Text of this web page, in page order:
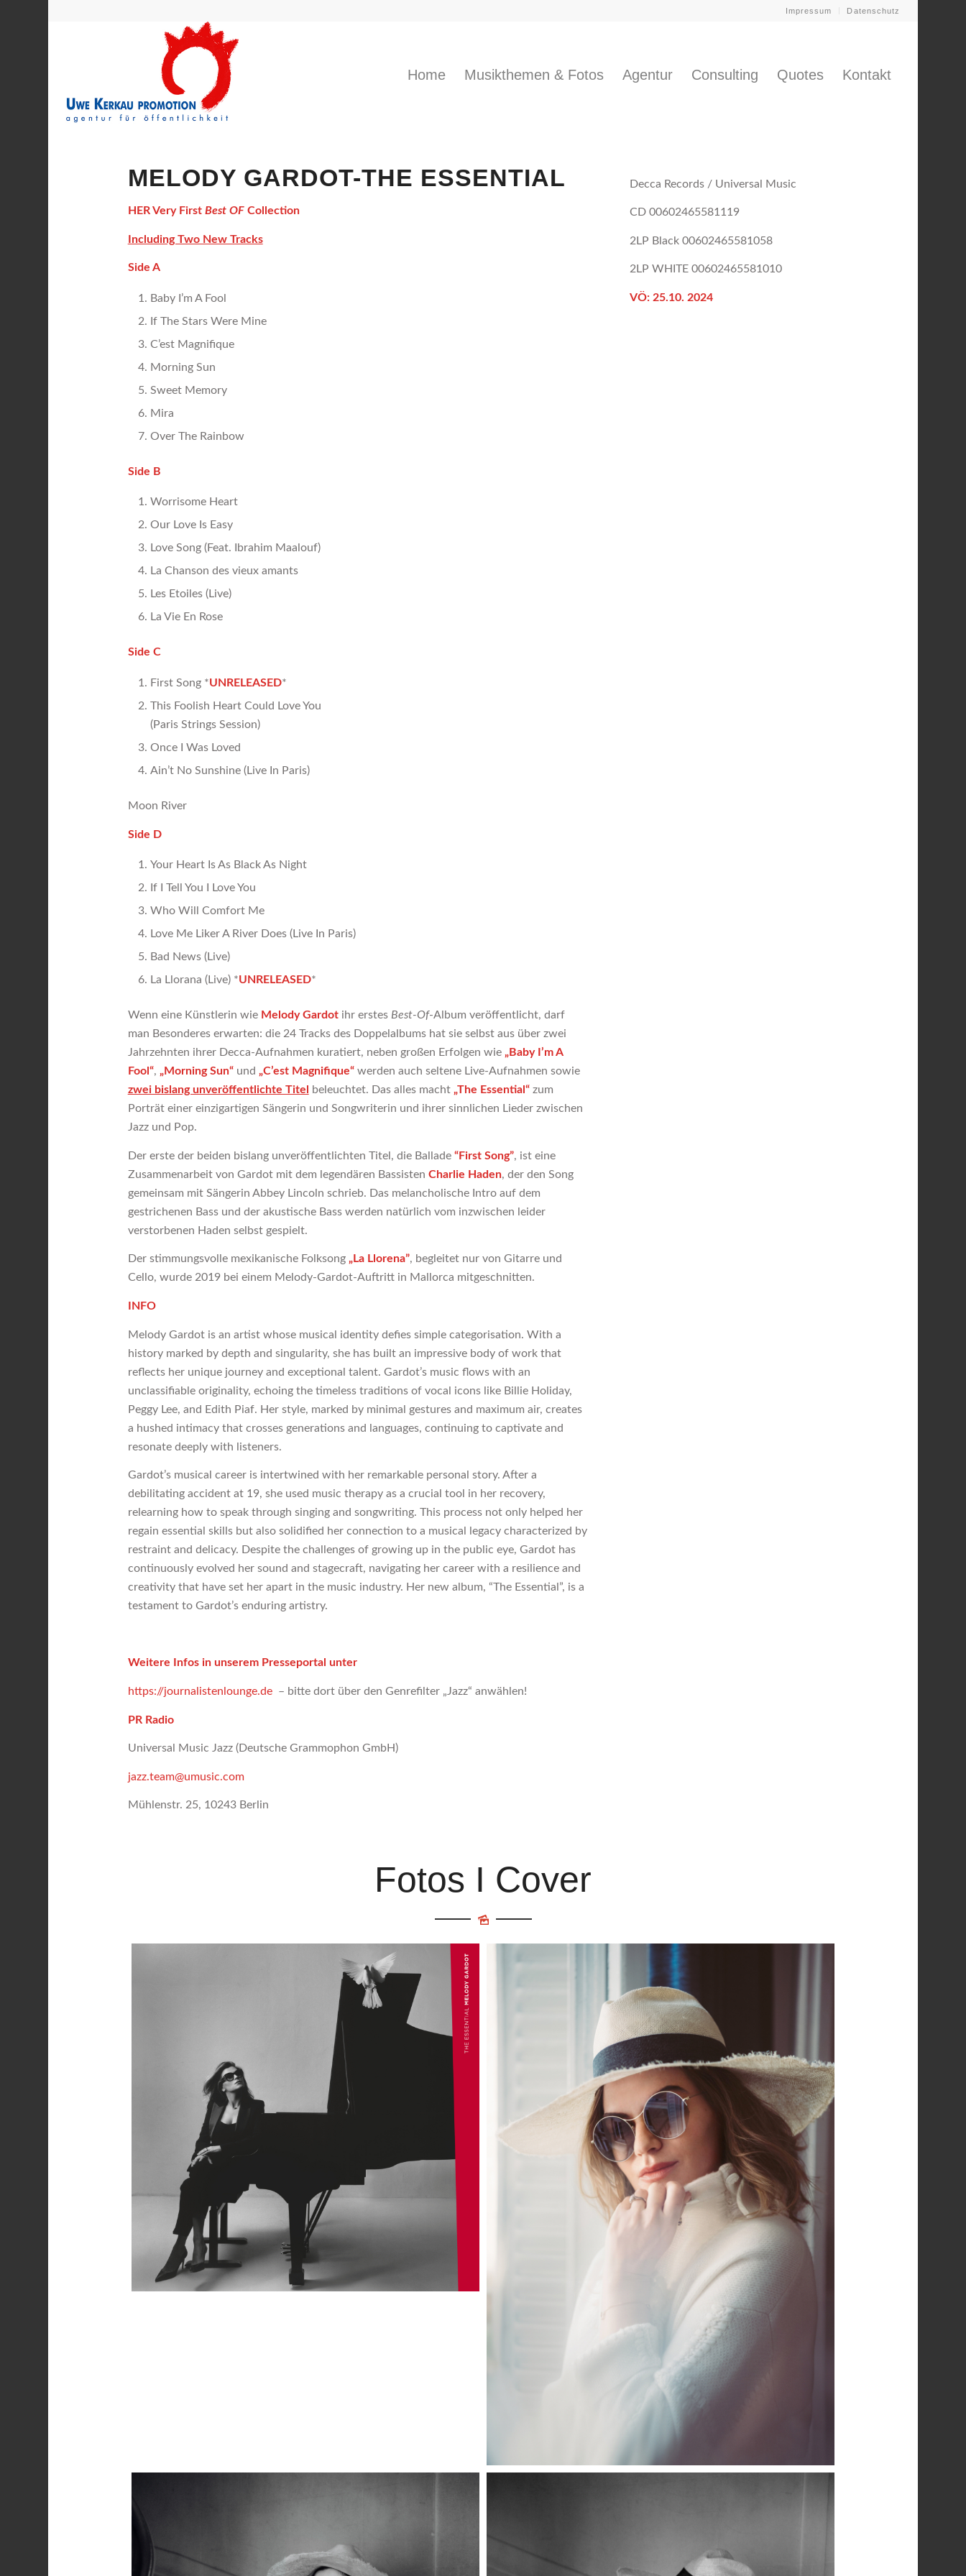
Impressum Datenschutz
Home Musikthemen & Fotos Agentur Consulting Quotes Kontakt
MELODY GARDOT-THE ESSENTIAL
HER Very First Best OFCollection
Including Two New Tracks
Side A
Baby I’m A Fool
If The Stars Were Mine
C’est Magnifique
Morning Sun
Sweet Memory
Mira
Over The Rainbow
Side B
Worrisome Heart
Our Love Is Easy
Love Song (Feat. Ibrahim Maalouf)
La Chanson des vieux amants
Les Etoiles (Live)
La Vie En Rose
Side C
First Song *UNRELEASED*
This Foolish Heart Could Love You
(Paris Strings Session)
Once I Was Loved
Ain’t No Sunshine (Live In Paris)
Moon River
Side D
Your Heart Is As Black As Night
If I Tell You I Love You
Who Will Comfort Me
Love Me Liker A River Does (Live In Paris)
Bad News (Live)
La Llorana (Live) *UNRELEASED*
Wenn eine Künstlerin wie Melody Gardotihr erstes Best-Of-Album veröffentlicht, darf
man Besonderes erwarten: die 24 Tracks des Doppelalbums hat sie selbst aus über zwei
Jahrzehnten ihrer Decca-Aufnahmen kuratiert, neben großen Erfolgen wie „Baby I’m A
Fool“, „Morning Sun“und „C’est Magnifique“ werden auch seltene Live-Aufnahmen sowie
zwei bislang unveröffentlichte Titel
beleuchtet. Das alles macht „The Essential“zum
Porträt einer einzigartigen Sängerin und Songwriterin und ihrer sinnlichen Lieder zwischen
Jazz und Pop.
Der erste der beiden bislang unveröffentlichten Titel, die Ballade “First Song”, ist eine
Zusammenarbeit von Gardot mit dem legendären Bassisten Charlie Haden, der den Song
gemeinsam mit Sängerin Abbey Lincoln schrieb. Das melancholische Intro auf dem
gestrichenen Bass und der akustische Bass werden natürlich vom inzwischen leider
verstorbenen Haden selbst gespielt.
Der stimmungsvolle mexikanische Folksong „La Llorena”, begleitet nur von Gitarre und
Cello, wurde 2019 bei einem Melody-Gardot-Auftritt in Mallorca mitgeschnitten.
INFO
Melody Gardot is an artist whose musical identity defies simple categorisation. With a
history marked by depth and singularity, she has built an impressive body of work that
reflects her unique journey and exceptional talent. Gardot’s music flows with an
unclassifiable originality, echoing the timeless traditions of vocal icons like Billie Holiday,
Peggy Lee, and Edith Piaf. Her style, marked by minimal gestures and maximum air, creates
a hushed intimacy that crosses generations and languages, continuing to captivate and
resonate deeply with listeners.
Gardot’s musical career is intertwined with her remarkable personal story. After a
debilitating accident at 19, she used music therapy as a crucial tool in her recovery,
relearning how to speak through singing and songwriting. This process not only helped her
regain essential skills but also solidified her connection to a musical legacy characterized by
restraint and delicacy. Despite the challenges of growing up in the public eye, Gardot has
continuously evolved her sound and stagecraft, navigating her career with a resilience and
creativity that have set her apart in the music industry. Her new album, “The Essential”, is a
testament to Gardot’s enduring artistry.
Weitere Infos in unserem Presseportal unter
https://journalistenlounge.de– bitte dort über den Genrefilter „Jazz“ anwählen!
PR Radio
Universal Music Jazz (Deutsche Grammophon GmbH)
jazz.team@umusic.com
Mühlenstr. 25, 10243 Berlin
Decca Records / Universal Music
CD 00602465581119
2LP Black 00602465581058
2LP WHITE 00602465581010
VÖ: 25.10. 2024
Fotos I Cover